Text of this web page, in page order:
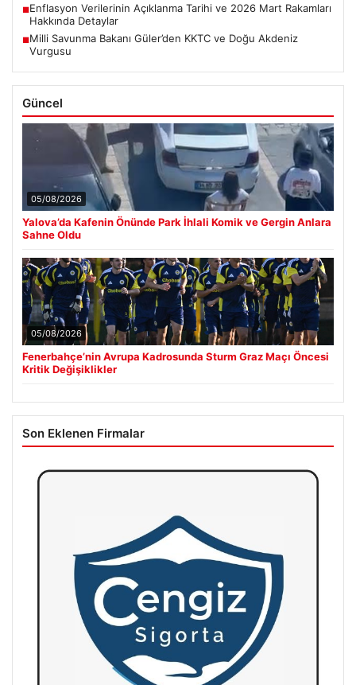
■Enflasyon Verilerinin Açıklanma Tarihi ve 2026 Mart Rakamları
Hakkında Detaylar
■Milli Savunma Bakanı Güler’den KKTC ve Doğu Akdeniz
Vurgusu
Güncel
05/08/2026
Yalova’da Kafenin Önünde Park İhlali Komik ve Gergin Anlara
Sahne Oldu
05/08/2026
Fenerbahçe’nin Avrupa Kadrosunda Sturm Graz Maçı Öncesi
Kritik Değişiklikler
Son Eklenen Firmalar